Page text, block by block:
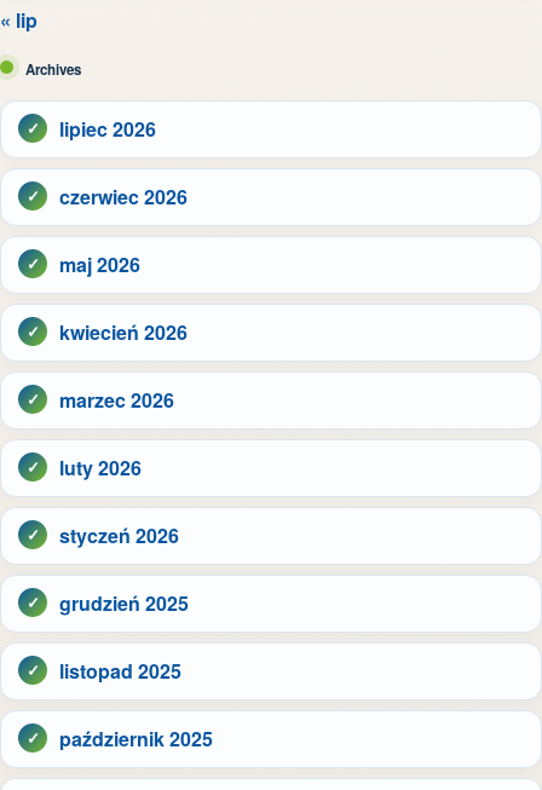
« lip
Archives
lipiec 2026
czerwiec 2026
maj 2026
kwiecień 2026
marzec 2026
luty 2026
styczeń 2026
grudzień 2025
listopad 2025
październik 2025